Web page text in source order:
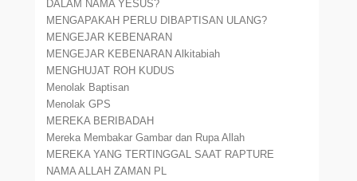
DALAM NAMA YESUS?
MENGAPAKAH PERLU DIBAPTISAN ULANG?
MENGEJAR KEBENARAN
MENGEJAR KEBENARAN Alkitabiah
MENGHUJAT ROH KUDUS
Menolak Baptisan
Menolak GPS
MEREKA BERIBADAH
Mereka Membakar Gambar dan Rupa Allah
MEREKA YANG TERTINGGAL SAAT RAPTURE
NAMA ALLAH ZAMAN PL